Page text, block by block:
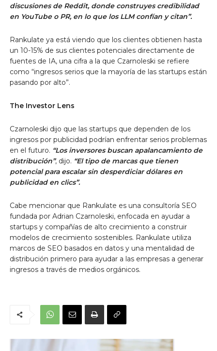
discusiones de Reddit, donde construyes credibilidad
en YouTube o PR, en lo que los LLM confían y citan”.
Rankulate ya está viendo que los clientes obtienen hasta
un 10-15% de sus clientes potenciales directamente de
fuentes de IA, una cifra a la que Czarnoleski se refiere
como “ingresos serios que la mayoría de las startups están
pasando por alto”.
The Investor Lens
Czarnoleski dijo que las startups que dependen de los
ingresos por publicidad podrían enfrentar serios problemas
en el futuro. “Los inversores buscan apalancamiento de
distribución”, dijo. “El tipo de marcas que tienen
potencial para escalar sin desperdiciar dólares en
publicidad en clics”.
Cabe mencionar que Rankulate es una consultoría SEO
fundada por Adrian Czarnoleski, enfocada en ayudar a
startups y compañías de alto crecimiento a construir
modelos de crecimiento sostenibles. Rankulate utiliza
marcos de SEO basados ​​en datos y una mentalidad de
distribución primero para ayudar a las empresas a generar
ingresos a través de medios orgánicos.